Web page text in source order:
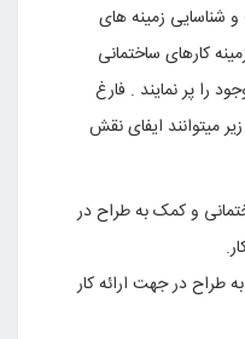
شناسایی زمینه های
کارهای ساختمانی
را پر نمایند . فارغ
میتوانند ایفای نقش
و کمک به طراح در
.
طراح در جهت ارائه کار